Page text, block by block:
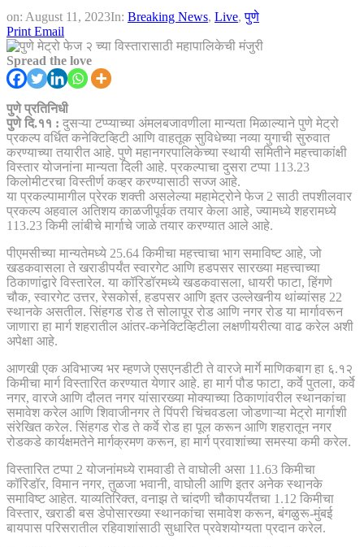
on: August 11, 2023In: Breaking News, Live,पुणे
Print Email
Spread the love
पुणे प्रतिनिधी
पुणे दि.११ : दुसऱ्या टप्प्याच्या अंमलबजावणीला मान्यता मिळाल्याने पुणे मेट्रो
प्रकल्प वर्धित कनेक्टिव्हिटी आणि वाहतूक सुविधेच्या नव्या युगाची सुरुवात
करण्याच्या तयारीत आहे. पुणे महानगरपालिकेच्या स्थायी समितीने महत्त्वाकांक्षी
विस्तार योजनांना मान्यता दिली आहे. प्रकल्पाचा दुसरा टप्पा 113.23
किलोमीटरचा विस्तीर्ण कव्हर करण्यासाठी सज्ज आहे.
या प्रकल्पामागील प्रेरक शक्ती असलेल्या महामेट्रोने फेज 2 साठी तपशीलवार
प्रकल्प अहवाल अतिशय काळजीपूर्वक तयार केला आहे, ज्यामध्ये शहरामध्ये
113.23 किमी लांबीचे मार्गाचे जाळे तयार करण्यात आले आहे.
पीएमसीच्या मान्यतेमध्ये 25.64 किमीचा महत्त्वाचा भाग समाविष्ट आहे, जो
खडकवासला ते खराडीपर्यंत स्वारगेट आणि हडपसर सारख्या महत्त्वाच्या
ठिकाणांद्वारे विस्तारेल. या कॉरिडॉरमध्ये खडकवासला, धायरी फाटा, हिंगणे
चौक, स्वारगेट उत्तर, रेसकोर्स, हडपसर आणि इतर उल्लेखनीय थांब्यांसह 22
स्थानके असतील. सिंहगड रोड ते सोलापूर रोड आणि नगर रोड या मार्गावरून
जाणारा हा मार्ग शहरातील आंतर-कनेक्टिव्हिटीला लक्षणीयरीत्या वाढ करेल अशी
अपेक्षा आहे.
आणखी एक अविभाज्य भर म्हणजे एसएनडीटी ते वारजे मार्गे माणिकबाग हा ६.१२
किमीचा मार्ग विस्तारित करण्यात येणार आहे. हा मार्ग पौड फाटा, कर्वे पुतला, कर्वे
नगर, वारजे आणि दौलत नगर यांसारख्या मोक्याच्या ठिकाणांवरील स्थानकांचा
समावेश करेल आणि शिवाजीनगर ते पिंपरी चिंचवडला जोडणाऱ्या मेट्रो मार्गाशी
संरेखित करेल. सिंहगड रोड ते कर्वे रोड हा पूल करून आणि शहरातून नगर
रोडकडे कार्यक्षमतेने मार्गक्रमण करून, हा मार्ग प्रवाशांच्या समस्या कमी करेल.
विस्तारित टप्पा 2 योजनांमध्ये रामवाडी ते वाघोली असा 11.63 किमीचा
कॉरिडॉर, विमान नगर, तुळजा भवानी, वाघोली आणि इतर अनेक स्थानके
समाविष्ट आहेत. याव्यतिरिक्त, वनाझ ते चांदणी चौकापर्यंतचा 1.12 किमीचा
विस्तार, खराडी बस डेपोसारख्या स्थानकांचा समावेश करून, बंगळुरू-मुंबई
बायपास परिसरातील रहिवाशांसाठी सुधारित प्रवेशयोग्यता प्रदान करेल.